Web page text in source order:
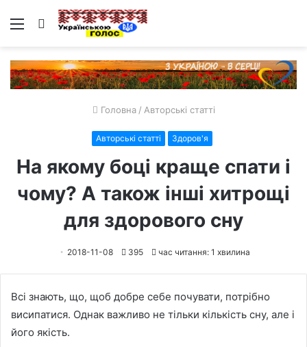
Меню Пошук
Головна / Авторські статті
Авторські статті Здоров'я
На якому боці краще спати і
чому? А також інші хитрощі
для здорового сну
2018-11-08 395 час читання: 1 хвилина
Всі знають, що, щоб добре себе почувати, потрібно
висипатися. Однак важливо не тільки кількість сну, але і
його якість.